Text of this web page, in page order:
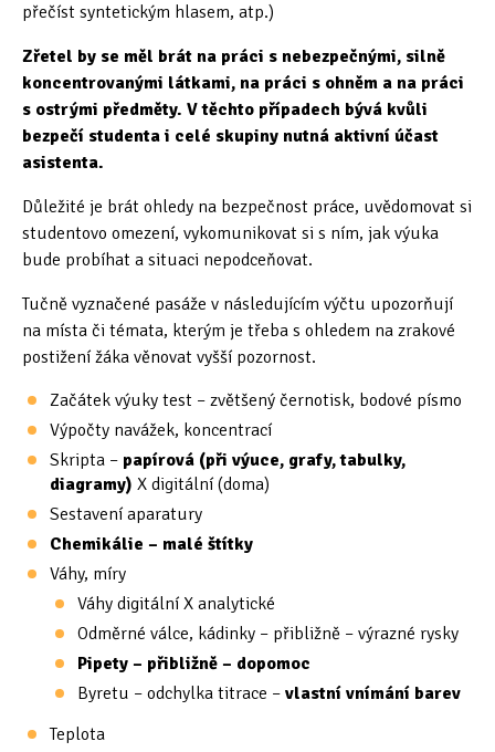
přečíst syntetickým hlasem, atp.)
Zřetel by se měl brát na práci s nebezpečnými, silně
koncentrovanými látkami, na práci s ohněm a na práci
s ostrými předměty. V těchto případech bývá kvůli
bezpečí studenta i celé skupiny nutná aktivní účast
asistenta.
Důležité je brát ohledy na bezpečnost práce, uvědomovat si
studentovo omezení, vykomunikovat si s ním, jak výuka
bude probíhat a situaci nepodceňovat.
Tučně vyznačené pasáže v následujícím výčtu upozorňují
na místa či témata, kterým je třeba s ohledem na zrakové
postižení žáka věnovat vyšší pozornost.
Začátek výuky test – zvětšený černotisk, bodové písmo
Výpočty navážek, koncentrací
Skripta – papírová (při výuce, grafy, tabulky,
diagramy) X digitální (doma)
Sestavení aparatury
Chemikálie – malé štítky
Váhy, míry
Váhy digitální X analytické
Odměrné válce, kádinky – přibližně – výrazné rysky
Pipety – přibližně – dopomoc
Byretu – odchylka titrace – vlastní vnímání barev
Teplota